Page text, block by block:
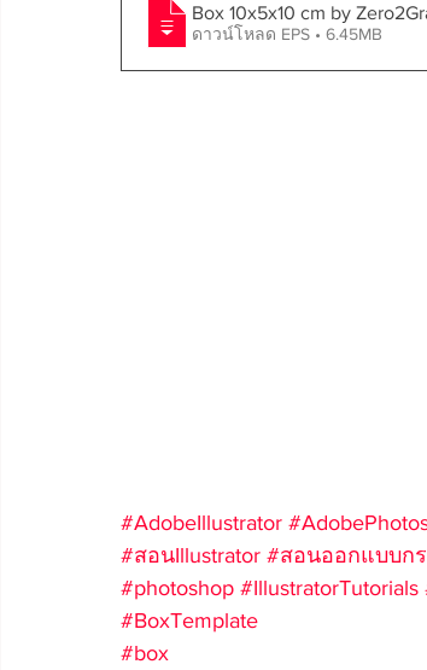
Box 10x5x10 cm by
ดาวน์โหลด EPS • 6.45MB
#AdobeIllustrator
#สอนIllustrator #สอนออกแบบก
#photoshop #IllustratorTutorials
#BoxTemplate
#box